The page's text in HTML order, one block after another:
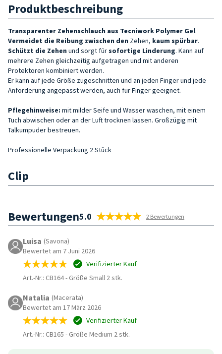
Produktbeschreibung
Transparenter Zehenschlauch aus Tecniwork Polymer Gel.
Vermeidet die Reibung zwischen den Zehen, kaum spürbar.
Schützt die Zehen und sorgt fürsofortige Linderung. Kann auf
mehrere Zehen gleichzeitig aufgetragen und mit anderen
Protektoren kombiniert werden.
Er kann auf jede Größe zugeschnitten und an jeden Finger und jede
Anforderung angepasst werden, auch für Finger geeignet.
Pflegehinweise: mit milder Seife und Wasser waschen, mit einem
Tuch abwischen oder an der Luft trocknen lassen. Großzügig mit
Talkumpuder bestreuen.
Professionelle Verpackung 2 Stück
Clip
Bewertungen5.0 2 Bewertungen
Luisa (Savona)
Bewertet am 7 Juni 2026
Verifizierter Kauf
Art.-Nr.: CB164- Größe Small 2 stk.
Natalia (Macerata)
Bewertet am 17 März 2026
Verifizierter Kauf
Art.-Nr.: CB165 - Größe Medium 2 stk.